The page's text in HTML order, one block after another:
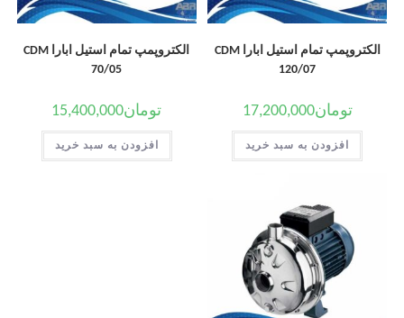
الکتروپمپ تمام استیل ابارا CDM
120/07
تومان17,200,000
افزودن به سبد خرید
الکتروپمپ تمام استیل ابارا CDM
70/05
تومان15,400,000
افزودن به سبد خرید